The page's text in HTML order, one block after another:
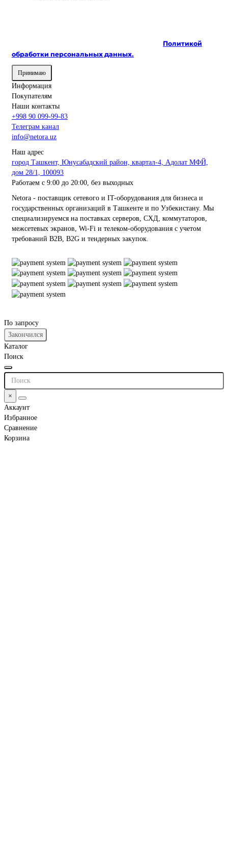
Политикой
обработки персональных данных.
Принимаю
Информация
Покупателям
Наши контакты
+998 90 099-99-83
Телеграм канал
info@netora.uz
Наш адрес
город Ташкент, Юнусабадский район, квартал-4, Адолат МФЙ,
дом 28/1, 100093
Работаем с 9:00 до 20:00, без выходных
Netora - поставщик сетевого и IT-оборудования для бизнеса и
государственных организаций в Ташкенте и по Узбекистану. Мы
специализируемся на поставках серверов, СХД, коммутаторов,
межсетевых экранов, Wi-Fi и телеком-оборудования с учетом
требований B2B, B2G и тендерных закупок.
По запросу
Закончился
Каталог
Поиск
×
Аккаунт
Избранное
Сравнение
Корзина